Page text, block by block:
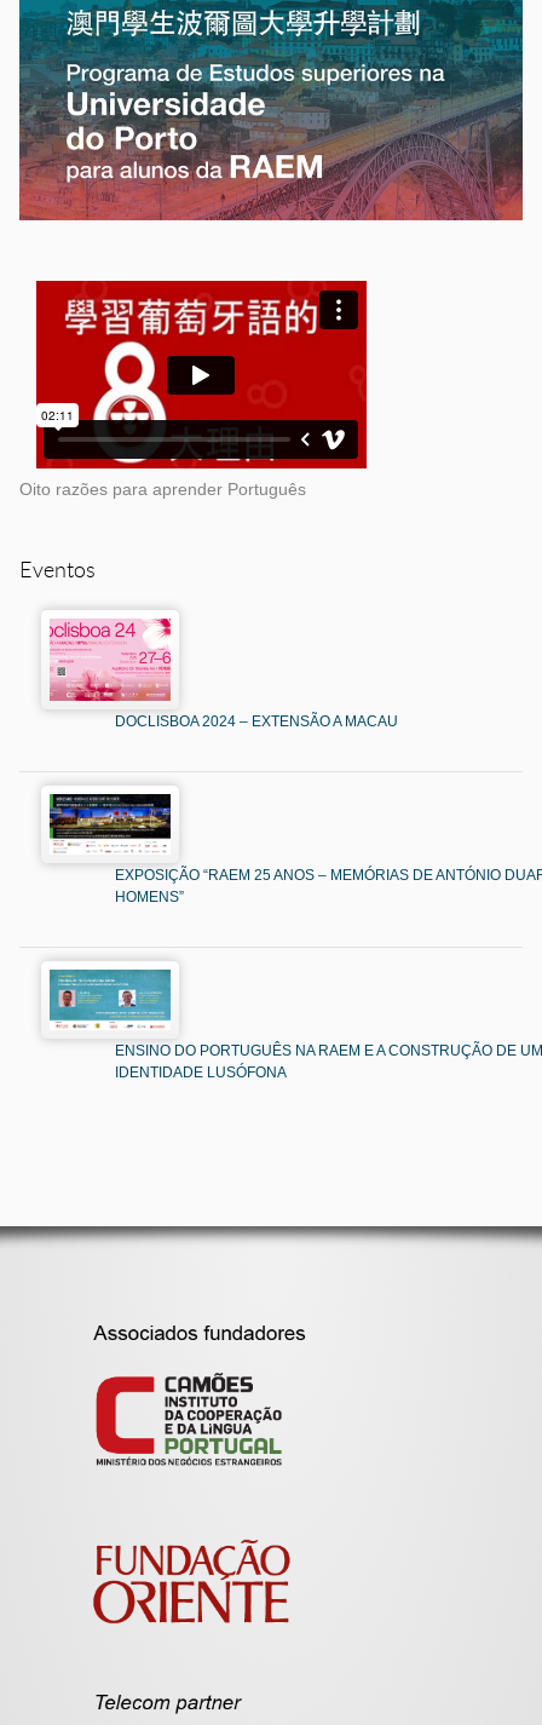
Oito razões para aprender Português
Eventos
DOCLISBOA 2024 – EXTENSÃO A MACAU
EXPOSIÇÃO “RAEM 25 ANOS – MEMÓRIAS DE ANTÓNIO
HOMENS”
ENSINO DO PORTUGUÊS NA RAEM E A CONSTRUÇÃO DE
IDENTIDADE LUSÓFONA